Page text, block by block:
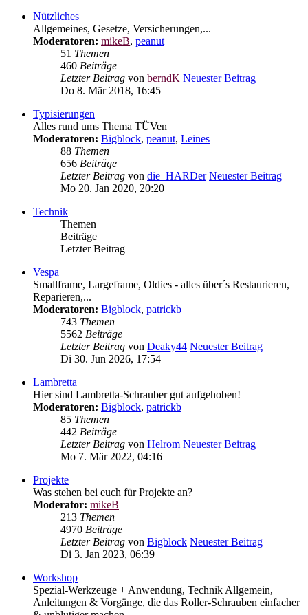
Nützliches
Allgemeines, Gesetze, Versicherungen,...
Moderatoren: mikeB, peanut
51 Themen
460 Beiträge
Letzter Beitrag von berndK Neuester Beitrag
Do 8. Mär 2018, 16:45
Typisierungen
Alles rund ums Thema TÜVen
Moderatoren: Bigblock, peanut, Leines
88 Themen
656 Beiträge
Letzter Beitrag von die_HARDer Neuester Beitrag
Mo 20. Jan 2020, 20:20
Technik
Themen
Beiträge
Letzter Beitrag
Vespa
Smallframe, Largeframe, Oldies - alles über´s Restaurieren,
Reparieren,...
Moderatoren: Bigblock, patrickb
743 Themen
5562 Beiträge
Letzter Beitrag von Deaky44 Neuester Beitrag
Di 30. Jun 2026, 17:54
Lambretta
Hier sind Lambretta-Schrauber gut aufgehoben!
Moderatoren: Bigblock, patrickb
85 Themen
442 Beiträge
Letzter Beitrag von Helrom Neuester Beitrag
Mo 7. Mär 2022, 04:16
Projekte
Was stehen bei euch für Projekte an?
Moderator: mikeB
213 Themen
4970 Beiträge
Letzter Beitrag von Bigblock Neuester Beitrag
Di 3. Jan 2023, 06:39
Workshop
Spezial-Werkzeuge + Anwendung, Technik Allgemein,
Anleitungen & Vorgänge, die das Roller-Schrauben einfacher